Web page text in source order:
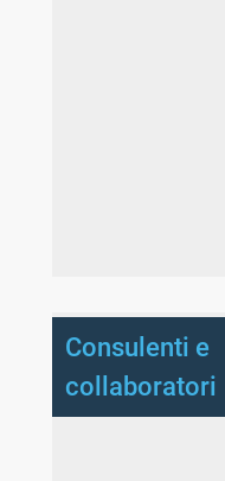
Consulenti e
collaboratori